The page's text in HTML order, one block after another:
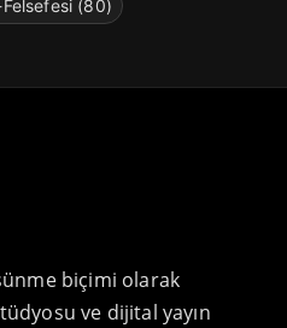
(80)
biçimi olarak
ve dijital yayın